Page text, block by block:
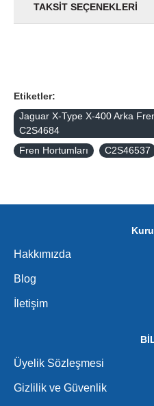
TAKSIT SEÇENEKLERI
Etiketler:
Jaguar X-Type X-400 Arka
C2S4684
Fren Hortumları
C2S46537
Hakkımızda
Blog
İletişim
Üyelik Sözleşmesi
Gizlilik ve Güvenlik